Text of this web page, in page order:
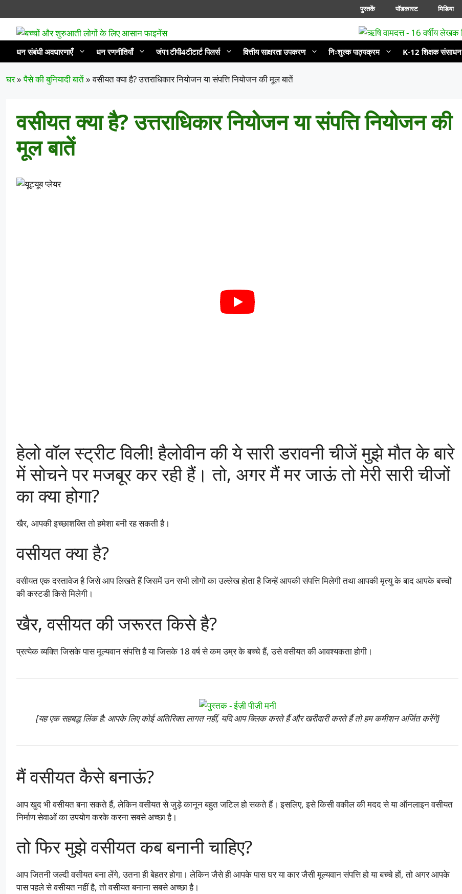
पर
पुस्तकें पॉडकास्ट मिडिया
धन संबंधी अवधारणाएँ धन रणनीतियाँ जंप1टीपी4टीटार्ट पिलर्स वित्तीय साक्षरता उपकरण निःशुल्क पाठ्यक्रम K-12 शिक्षक संसाधन
घर»पैसे की बुनियादी बातें»वसीयत क्या है? उत्तराधिकार नियोजन या संपत्ति नियोजन की मूल बातें
वसीयत क्या है? उत्तराधिकार नियोजन या संपत्ति नियोजन की
मूल बातें
हेलो वॉल स्ट्रीट विली! हैलोवीन की ये सारी डरावनी चीजें मुझे मौत के बारे
में सोचने पर मजबूर कर रही हैं। तो, अगर मैं मर जाऊं तो मेरी सारी चीजों
का क्या होगा?
खैर, आपकी इच्छाशक्ति तो हमेशा बनी रह सकती है।
वसीयत क्या है?
वसीयत एक दस्तावेज है जिसे आप लिखते हैं जिसमें उन सभी लोगों का उल्लेख होता है जिन्हें आपकी संपत्ति मिलेगी तथा आपकी मृत्यु के बाद आपके बच्चों
की कस्टडी किसे मिलेगी।
खैर, वसीयत की जरूरत किसे है?
प्रत्येक व्यक्ति जिसके पास मूल्यवान संपत्ति है या जिसके 18 वर्ष से कम उम्र के बच्चे हैं, उसे वसीयत की आवश्यकता होगी।
[यह एक सहबद्ध लिंक है: आपके लिए कोई अतिरिक्त लागत नहीं, यदि आप क्लिक करते हैं और खरीदारी करते हैं तो हम कमीशन अर्जित करेंगे]
मैं वसीयत कैसे बनाऊं?
आप खुद भी वसीयत बना सकते हैं, लेकिन वसीयत से जुड़े कानून बहुत जटिल हो सकते हैं। इसलिए, इसे किसी वकील की मदद से या ऑनलाइन वसीयत
निर्माण सेवाओं का उपयोग करके करना सबसे अच्छा है।
तो फिर मुझे वसीयत कब बनानी चाहिए?
आप जितनी जल्दी वसीयत बना लेंगे, उतना ही बेहतर होगा। लेकिन जैसे ही आपके पास घर या कार जैसी मूल्यवान संपत्ति हो या बच्चे हों, तो अगर आपके
पास पहले से वसीयत नहीं है, तो वसीयत बनाना सबसे अच्छा है।